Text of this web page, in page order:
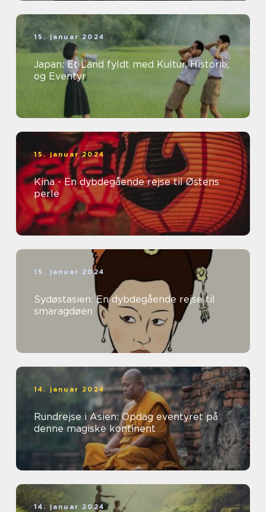
15. januar 2024
Japan: Et Land fyldt med Kultur, Historie,
og Eventyr
15. januar 2024
Kina - En dybdegående rejse til Østens
perle
15. januar 2024
Sydøstasien: En dybdegående rejse til
smaragdøen
14. januar 2024
Rundrejse i Asien: Opdag eventyret på
denne magiske kontinent
14. januar 2024